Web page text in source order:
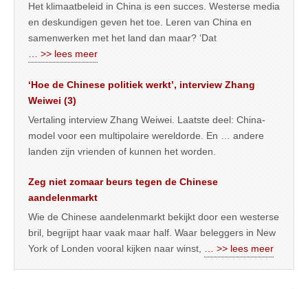
Het klimaatbeleid in China is een succes. Westerse media
en deskundigen geven het toe. Leren van China en
samenwerken met het land dan maar? ‘Dat
… >> lees meer
‘Hoe de Chinese politiek werkt’, interview Zhang
Weiwei (3)
Vertaling interview Zhang Weiwei. Laatste deel: China-
model voor een multipolaire wereldorde. En … andere
landen zijn vrienden of kunnen het worden.
Zeg niet zomaar beurs tegen de Chinese
aandelenmarkt
Wie de Chinese aandelenmarkt bekijkt door een westerse
bril, begrijpt haar vaak maar half. Waar beleggers in New
York of Londen vooral kijken naar winst,
… >> lees meer